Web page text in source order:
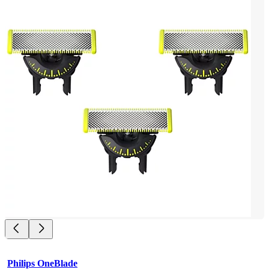
Philips OneBlade